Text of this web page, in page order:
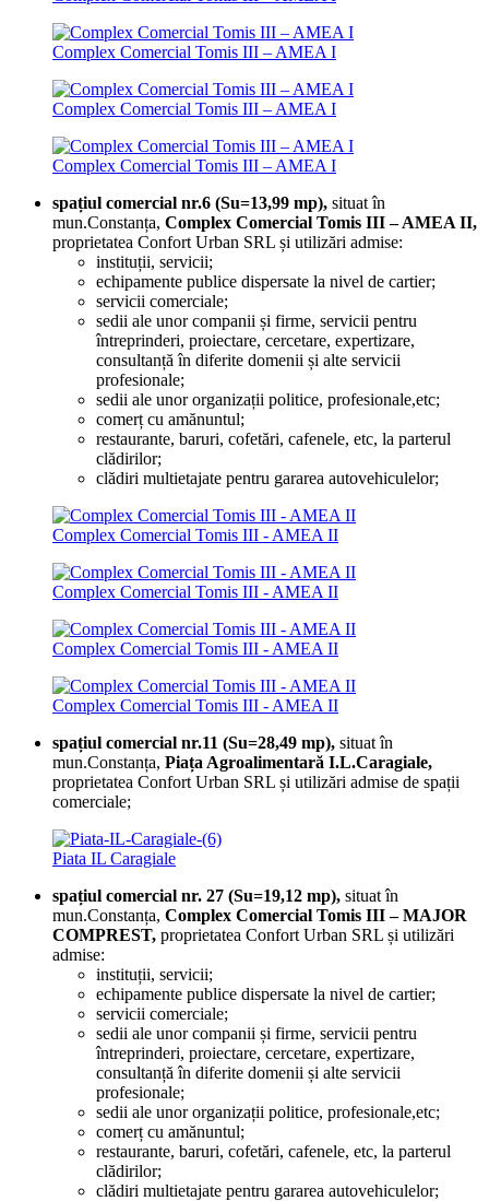
Complex Comercial Tomis III – AMEA I
Complex Comercial Tomis III – AMEA I
Complex Comercial Tomis III – AMEA I
spațiul comercial nr.6 (Su=13,99 mp), situat în
mun.Constanța, Complex Comercial Tomis III – AMEA II,
proprietatea Confort Urban SRL și utilizări admise:
instituții, servicii;
echipamente publice dispersate la nivel de cartier;
servicii comerciale;
sedii ale unor companii și firme, servicii pentru
întreprinderi, proiectare, cercetare, expertizare,
consultanță în diferite domenii și alte servicii
profesionale;
sedii ale unor organizații politice, profesionale,etc;
comerț cu amănuntul;
restaurante, baruri, cofetări, cafenele, etc, la parterul
clădirilor;
clădiri multietajate pentru gararea autovehiculelor;
Complex Comercial Tomis III - AMEA II
Complex Comercial Tomis III - AMEA II
Complex Comercial Tomis III - AMEA II
Complex Comercial Tomis III - AMEA II
spațiul comercial nr.11 (Su=28,49 mp), situat în
mun.Constanța, Piața Agroalimentară I.L.Caragiale,
proprietatea Confort Urban SRL și utilizări admise de spații
comerciale;
Piata IL Caragiale
spațiul comercial nr. 27 (Su=19,12 mp), situat în
mun.Constanța, Complex Comercial Tomis III – MAJOR
COMPREST, proprietatea Confort Urban SRL și utilizări
admise:
instituții, servicii;
echipamente publice dispersate la nivel de cartier;
servicii comerciale;
sedii ale unor companii și firme, servicii pentru
întreprinderi, proiectare, cercetare, expertizare,
consultanță în diferite domenii și alte servicii
profesionale;
sedii ale unor organizații politice, profesionale,etc;
comerț cu amănuntul;
restaurante, baruri, cofetări, cafenele, etc, la parterul
clădirilor;
clădiri multietajate pentru gararea autovehiculelor;